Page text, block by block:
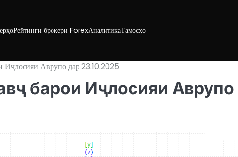
Рейтинги брокери ForexАналитикаТамосҳо
Иҷлосияи Аврупо дар 23.10.2025
барои Иҷлосияи Аврупо